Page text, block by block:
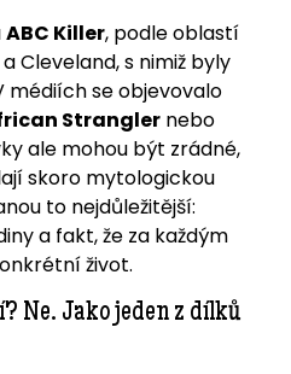
ABC Killer, podle oblastí
Cleveland, s nimiž byly
médiích se objevovalo
Strangler nebo
ale mohou být zrádné,
skoro mytologickou
to nejdůležitější:
a fakt, že za každým
život.
Ne. Jako jeden z dílků